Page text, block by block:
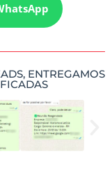
ENTREGAMOS